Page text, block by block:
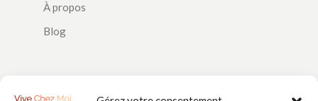
À propos
Blog